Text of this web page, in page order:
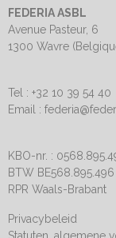
FEDERIA ASBL
Avenue Pasteur, 6
1300 Wavre
Tel : +32 10 39 54 40
Email :
KBO-nr. :
BTW BE568.895.496
RPR Waals-Brabant
Privacybeleid
Statuten, algemene